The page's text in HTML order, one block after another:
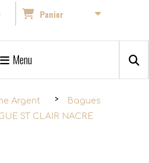
Panier
Menu
Argent
Bagues
ST CLAIR NACRE